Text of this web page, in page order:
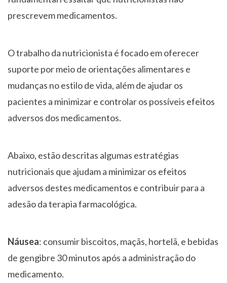
prescrevem medicamentos.
O trabalho da nutricionista é focado em oferecer
suporte por meio de orientações alimentares e
mudanças no estilo de vida, além de ajudar os
pacientes a minimizar e controlar os possíveis efeitos
adversos dos medicamentos.
Abaixo, estão descritas algumas estratégias
nutricionais que ajudam a minimizar os efeitos
adversos destes medicamentos e contribuir para a
adesão da terapia farmacológica.
Náusea: consumir biscoitos, maçãs, hortelã, e bebidas
de gengibre 30 minutos após a administração do
medicamento.